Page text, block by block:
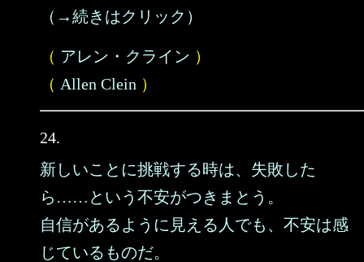
（→続きはクリック）
（ アレン・クライン ）
（ Allen Clein ）
24.
新しいことに挑戦する時は、失敗した
ら……という不安がつきまとう。
自信があるように見える人でも、不安は感
じているものだ。